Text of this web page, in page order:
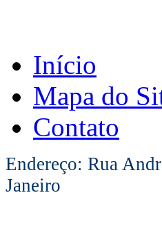
Início
Mapa do
Contato
Endereço: Rua
Janeiro